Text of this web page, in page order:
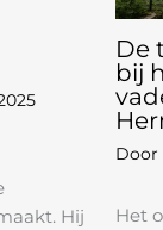
Hij
De
bij
Door
Het